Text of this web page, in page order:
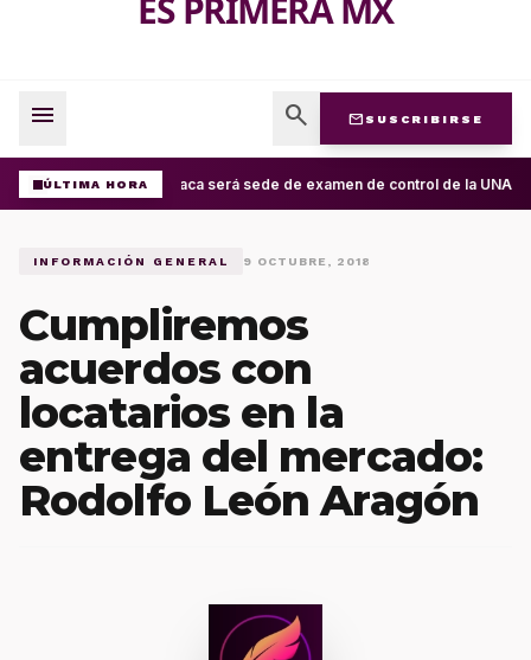
ES PRIMERA MX
menu search mail SUSCRIBIRSE
ÚLTIMA HORA Oaxaca será sede de examen de control de la
INFORMACIÓN GENERAL 9 OCTUBRE, 2018
Cumpliremos
acuerdos con
locatarios en la
entrega del mercado:
Rodolfo León Aragón